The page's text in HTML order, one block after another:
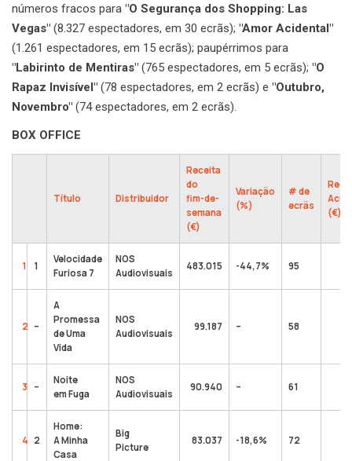
números fracos para "O Segurança dos Shopping: Las
Vegas" (8.327 espectadores, em 30 ecrãs); "Amor Acidental"
(1.261 espectadores, em 15 ecrãs); paupérrimos para
"Labirinto de Mentiras" (765 espectadores, em 5 ecrãs); "O
Rapaz Invisível" (78 espectadores, em 2 ecrãs) e "Outubro,
Novembro" (74 espectadores, em 2 ecrãs).
BOX OFFICE
Título Distribuidor
Receita
do
fim-de-
semana
(€)
Variação
(%)
# de
ecrãs
(€)
1 1
Velocidade
Furiosa 7
NOS
Audiovisuais
483.015 -44,7% 95
2 –
A
Promessa
de Uma
Vida
NOS
Audiovisuais
99.187 – 58
3 –
Noite
em Fuga
NOS
Audiovisuais
90.940 – 61
4 2
Home:
A Minha
Casa
Big
Picture
83.037 -18,6% 72